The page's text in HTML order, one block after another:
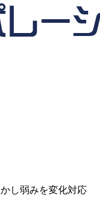
し弱みを変化対応